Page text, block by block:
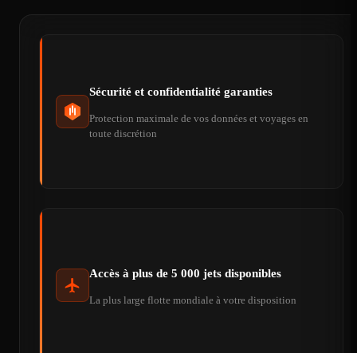
Sécurité et confidentialité garanties
Protection maximale de vos données et voyages en
toute discrétion
Accès à plus de 5 000 jets disponibles
La plus large flotte mondiale à votre disposition